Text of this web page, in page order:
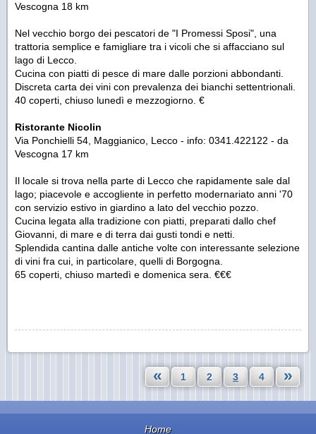
Vescogna 18 km
Nel vecchio borgo dei pescatori de "I Promessi Sposi", una
trattoria semplice e famigliare tra i vicoli che si affacciano sul
lago di Lecco.
Cucina con piatti di pesce di mare dalle porzioni abbondanti.
Discreta carta dei vini con prevalenza dei bianchi settentrionali.
40 coperti, chiuso lunedì e mezzogiorno. €
Ristorante Nicolin
Via Ponchielli 54, Maggianico, Lecco - info: 0341.422122 - da
Vescogna 17 km
Il locale si trova nella parte di Lecco che rapidamente sale dal
lago; piacevole e accogliente in perfetto modernariato anni '70
con servizio estivo in giardino a lato del vecchio pozzo.
Cucina legata alla tradizione con piatti, preparati dallo chef
Giovanni, di mare e di terra dai gusti tondi e netti.
Splendida cantina dalle antiche volte con interessante selezione
di vini fra cui, in particolare, quelli di Borgogna.
65 coperti, chiuso martedì e domenica sera. €€€
« 1 2 3 4 »
Home